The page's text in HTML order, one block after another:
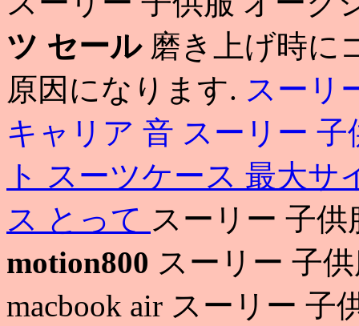
ツ セール磨き上げ時に
原因になります. スーリ
キャリア 音 スーリー
ト スーツケース 最大サ
ス とって スーリー 子
motion800 スーリー 子
macbook air スーリー